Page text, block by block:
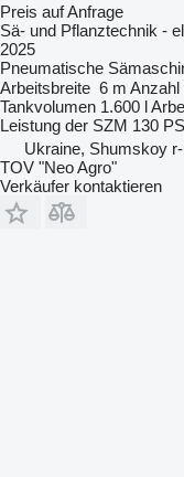
Preis auf Anfrage
Sä- und Pflanztechnik -
2025
Pneumatische
Arbeitsbreite 6 m Anzahl
Tankvolumen 1.600 l
Leistung der SZM 130 PS
Ukraine, Shumskoy
TOV "Neo Agro"
Verkäufer kontaktieren